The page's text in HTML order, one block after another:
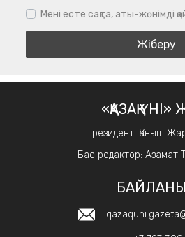
Мені есте сақта, аты-жөнімді
«ҚАЗАҚ
Президент: Қаныш
Бас редактор: Азамат